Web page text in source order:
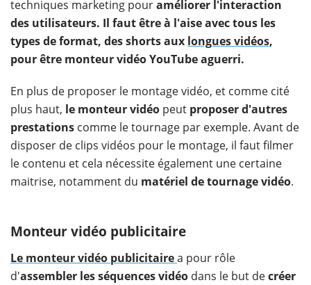
techniques marketing pouraméliorer l'interaction
des utilisateurs. Il faut être à l'aise avec tous les
types de format, des shorts aux longues vidéos,
pour être monteur vidéo YouTube aguerri.
En plus de proposer le montage vidéo, et comme cité
plus haut, le monteur vidéo peut proposer d'autres
prestations comme le tournage par exemple. Avant de
disposer de clips vidéos pour le montage, il faut filmer
le contenu et cela nécessite également une certaine
maitrise, notamment du matériel de tournage vidéo.
Monteur vidéo publicitaire
Le monteur vidéo publicitairea pour rôle
d'assembler les séquences vidéo dans le but decréer